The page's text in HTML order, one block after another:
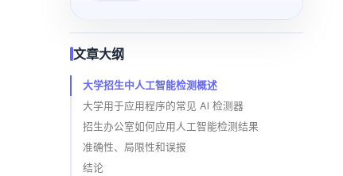
文章大纲
大学招生中人工智能检测概述
大学用于应用程序的常见 AI 检测器
招生办公室如何应用人工智能检测结果
准确性、局限性和误报
结论